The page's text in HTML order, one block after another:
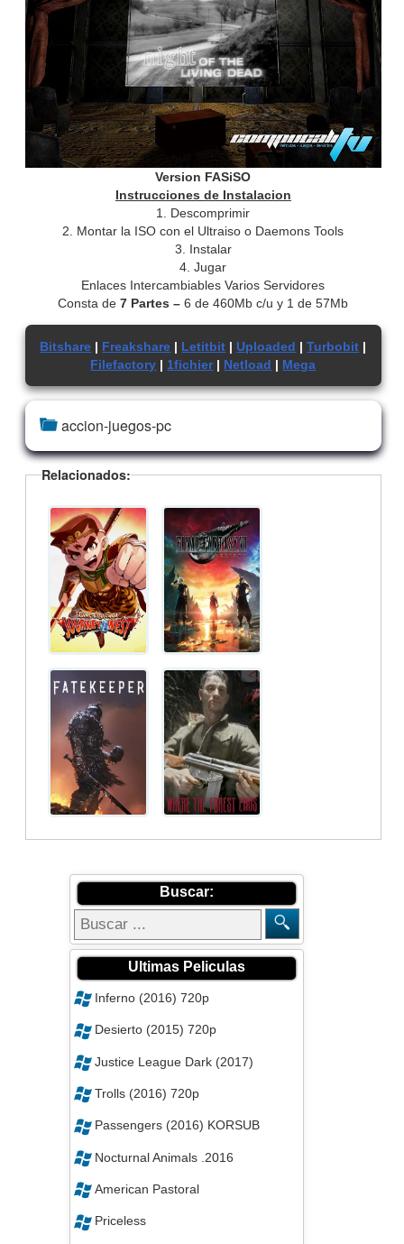
Version FASiSO
Instrucciones de Instalacion
1. Descomprimir
2. Montar la ISO con el Ultraiso o Daemons Tools
3. Instalar
4. Jugar
Enlaces Intercambiables Varios Servidores
Consta de 7 Partes – 6 de 460Mb c/u y 1 de 57Mb
Bitshare | Freakshare | Letitbit |Uploaded |Turbobit |
Filefactory | 1fichier| Netload | Mega
accion-juegos-pc
Relacionados:
Buscar:
Ultimas Peliculas
Inferno (2016) 720p
Desierto (2015) 720p
Justice League Dark (2017)
Trolls (2016) 720p
Passengers (2016) KORSUB
Nocturnal Animals .2016
American Pastoral
Priceless